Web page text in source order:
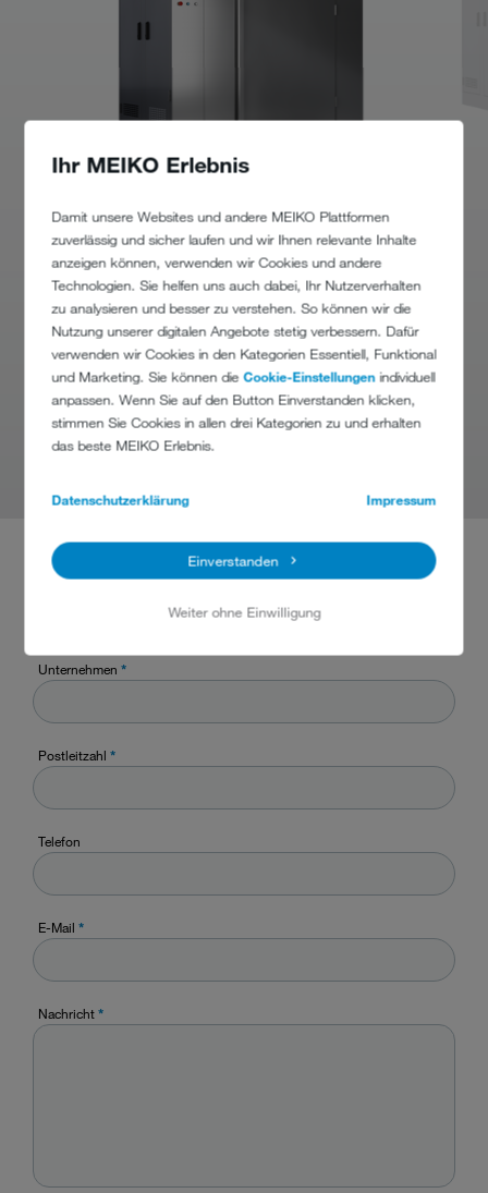
Ihr MEIKO Erlebnis
Damit unsere Websites und andere MEIKO Plattformen
zuverlässig und sicher laufen und wir Ihnen relevante Inhalte
anzeigen können, verwenden wir Cookies und andere
Technologien. Sie helfen uns auch dabei, Ihr Nutzerverhalten
zu analysieren und besser zu verstehen. So können wir die
Nutzung unserer digitalen Angebote stetig verbessern. Dafür
verwenden wir Cookies in den Kategorien Essentiell, Funktional
und Marketing. Sie können dieCookie-Einstellungenindividuell
anpassen. Wenn Sie auf den Button Einverstanden klicken,
stimmen Sie Cookies in allen drei Kategorien zu und erhalten
das beste MEIKO Erlebnis.
Datenschutzerklärung Impressum
Einverstanden
Weiter ohne Einwilligung
(Thermolabel)
40 (38)
Höhe Aufstellung mit Rampen
2300
mm
Höhe Grubenaufstellung
Breite
1640
mm
weitere technische Daten
Höhe
Name*
Unternehmen *
Postleitzahl *
Telefon
E-Mail *
Nachricht*